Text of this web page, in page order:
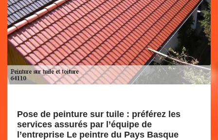
Pose de peinture sur tuile : préférez les
services assurés par l’équipe de
l’entreprise Le peintre du Pays Basque